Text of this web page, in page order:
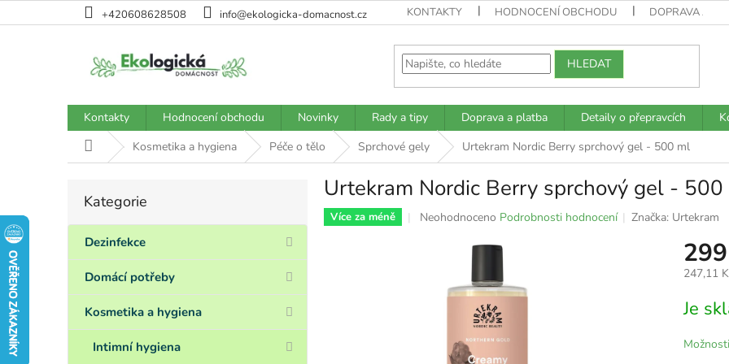
na
+420608628508 info@ekologicka-domacnost.cz KONTAKTY HODNOCENÍ OBCHODU DOPRAVA A
HLEDAT
Kontakty Hodnocení obchodu Novinky Rady a tipy Doprava a platba Detaily o přepravcích
Domů Kosmetika a hygiena Péče o tělo Sprchové gely Urtekram Nordic Berry sprchový gel - 500 ml
s
r
n
í
Přeskočit
Kategorie
Dezinfekce
Domácí potřeby
Kosmetika a hygiena
Intimní hygiena
Urtekram Nordic Berry sprchový gel -
Více za méně
Průměrné
Neohodnoceno Podrobnosti hodnocení Značka: Urtekram
247,11
cena:
Je